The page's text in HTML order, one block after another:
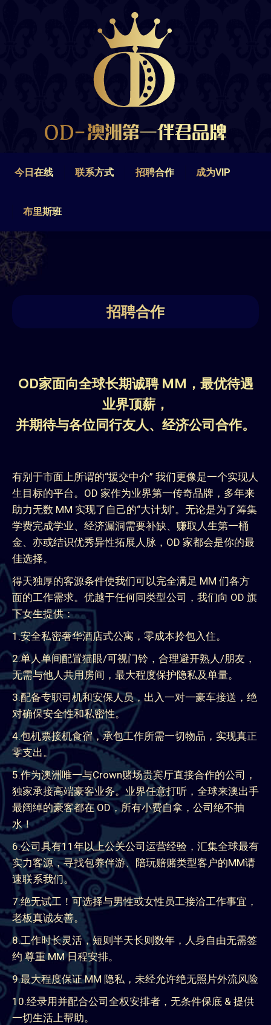
今日在线 联系方式 招聘合作 成为VIP
布里斯班
招聘合作
OD家面向全球长期诚聘 MM，最优待遇
业界顶薪，
并期待与各位同行友人、经济公司合作。
有别于市面上所谓的“援交中介” 我们更像是一个实现人
生目标的平台。OD 家作为业界第一传奇品牌，多年来
助力无数 MM 实现了自己的“大计划”。无论是为了筹集
学费完成学业、经济漏洞需要补缺、赚取人生第一桶
金、亦或结识优秀异性拓展人脉，OD 家都会是你的最
佳选择。
得天独厚的客源条件使我们可以完全满足 MM 们各方
面的工作需求。优越于任何同类型公司，我们向 OD 旗
下女生提供：
1.安全私密奢华酒店式公寓，零成本拎包入住。
2.单人单间配置猫眼/可视门铃，合理避开熟人/朋友，
无需与他人共用房间，最大程度保护隐私及单量。
3.配备专职司机和安保人员，出入一对一豪车接送，绝
对确保安全性和私密性。
4.包机票接机食宿，承包工作所需一切物品，实现真正
零支出。
5.作为澳洲唯一与Crown赌场贵宾厅直接合作的公司，
独家承接高端豪客业务。业界任意打听，全球来澳出手
最阔绰的豪客都在 OD，所有小费自拿，公司绝不抽
水！
6.公司具有11年以上公关公司运营经验，汇集全球最有
实力客源，寻找包养伴游、陪玩赔赌类型客户的MM请
速联系我们。
7.绝无试工！可选择与男性或女性员工接洽工作事宜，
老板真诚友善。
8.工作时长灵活，短则半天长则数年，人身自由无需签
约 尊重 MM 日程安排。
9.最大程度保证 MM 隐私，未经允许绝无照片外流风险
10.经录用并配合公司全权安排者，无条件保底 & 提供
一切生活上帮助。
联系方式 招聘合作
布里斯班